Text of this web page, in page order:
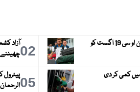
کیریبین پریمیئر لیگ ، قومی کرکٹرز کو این او سی 19 اگست کو
02آزاد
چھیننے
کمی کر دی 05الرحمان